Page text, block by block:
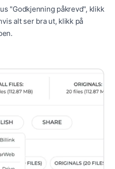
"Godkjenning påkrevd", klikk
alt ser bra ut, klikk på